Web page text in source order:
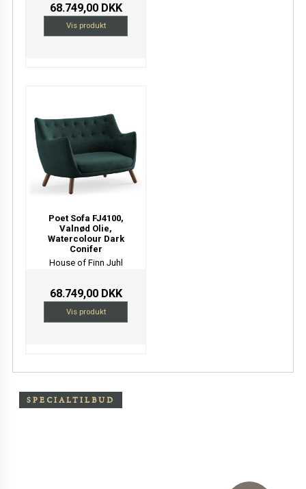
68.749,00 DKK
Vis produkt
Poet Sofa FJ4100,
Valnød Olie,
Watercolour Dark
Conifer
House of Finn Juhl
68.749,00 DKK
Vis produkt
SPECIALTILBUD